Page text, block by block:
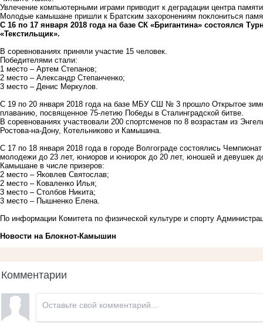
Увлечение компьютерными играми приводит к деградации центра
Молодые камышане пришли к Братским захоронениям поклониться
С 16 по 17 января 2018 года на базе СК «Бригантина» состоялся
«Текстильщик».
В соревнованиях приняли участие 15 человек.
Победителями стали:
1 место – Артем Степанов;
2 место – Александр Степанченко;
3 место – Денис Меркулов.
С 19 по 20 января 2018 года на базе МБУ СШ № 3 прошло Открытое
плаванию, посвященное 75-летию Победы в Сталинградской битве.
В соревнованиях участвовали 200 спортсменов по 8 возрастам из
Ростова-на-Дону, Котельниково и Камышина.
С 17 по 18 января 2018 года в городе Волгограде состоялись
молодежи до 23 лет, юниоров и юниорок до 20 лет, юношей и девушек
Камышане в числе призеров:
2 место – Яковлев Святослав;
2 место – Коваленко Илья;
3 место – Столбов Никита;
3 место – Пышненко Елена.
По информации Комитета по физической культуре и спорту
Новости на Блoкнoт-Камышин
Комментарии